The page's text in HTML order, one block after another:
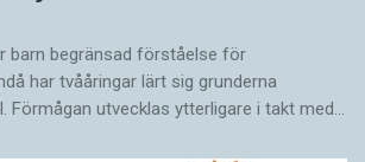
barn begränsad förståelse för
har tvååringar lärt sig grunderna
Förmågan utvecklas ytterligare i takt med…